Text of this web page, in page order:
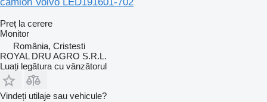
Preț la cerere
Monitor
România, Cristesti
ROYAL DRU AGRO S.R.L.
Luați legătura cu vânzătorul
Vindeți utilaje sau vehicule?